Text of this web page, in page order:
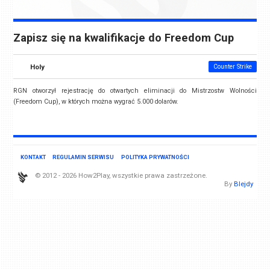
Zapisz się na kwalifikacje do Freedom Cup
Holy Counter Strike
RGN otworzył rejestrację do otwartych eliminacji do Mistrzostw Wolności
(Freedom Cup), w których można wygrać 5.000 dolarów.
KONTAKT REGULAMIN SERWISU POLITYKA PRYWATNOŚCI
© 2012 - 2026 How2Play, wszystkie prawa zastrzeżone.
By Blejdy